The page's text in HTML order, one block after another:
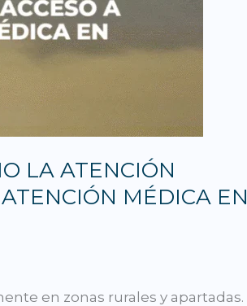
LA ATENCIÓN
MÉDICA EN
en zonas rurales y apartadas.